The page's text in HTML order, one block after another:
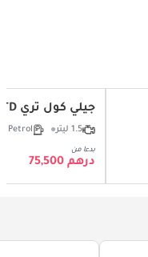
جيلي كول تري GL 1.5TD
1.5 ليتر Petrol
بدءا من
درهم 75,500